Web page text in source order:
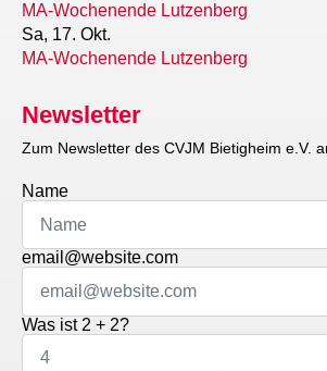
MA-Wochenende Lutzenberg
Sa, 17. Okt.
MA-Wochenende Lutzenberg
Newsletter
Zum Newsletter des CVJM Bietigheim e.V.
Name
email@website.com
Was ist 2 + 2?